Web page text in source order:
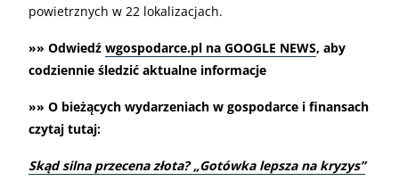
powietrznych w 22 lokalizacjach.
»» Odwiedź wgospodarce.pl na GOOGLE NEWS, aby
codziennie śledzić aktualne informacje
»» O bieżących wydarzeniach w gospodarce i finansach
czytaj tutaj:
Skąd silna przecena złota? „Gotówka lepsza na kryzys”